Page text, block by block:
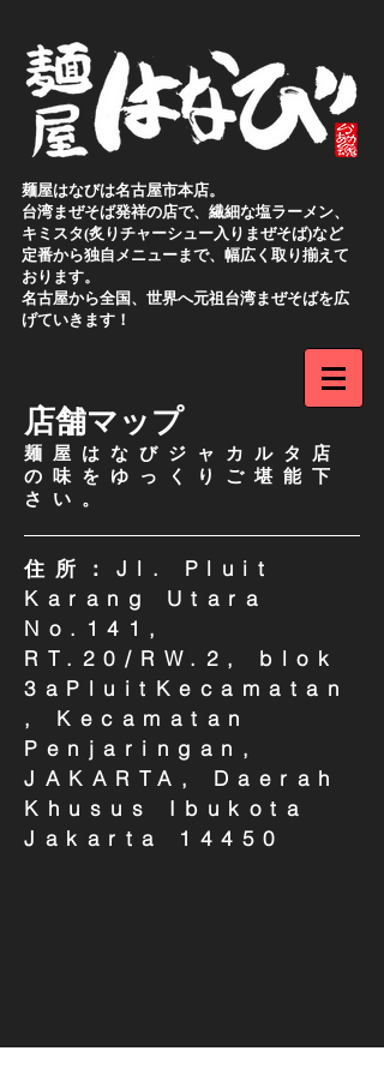
麺屋はなびは名古屋市本店。
台湾まぜそば発祥の店で、繊細な塩ラーメン、
キミスタ(炙りチャーシュー入りまぜそば)など
定番から独自メニューまで、幅広く取り揃えて
おります。
名古屋から全国、世界へ元祖台湾まぜそばを広
げていきます！
店舗マップ
​麺屋はなびジャカルタ店
の 味をゆっくりご堪能下
さい。
住所：Jl. Pluit
Karang Utara
No.141,
RT.20/RW.2, blok
3aPluitKecamatan
, Kecamatan
Penjaringan,
JAKARTA, Daerah
Khusus Ibukota
Jakarta 14450